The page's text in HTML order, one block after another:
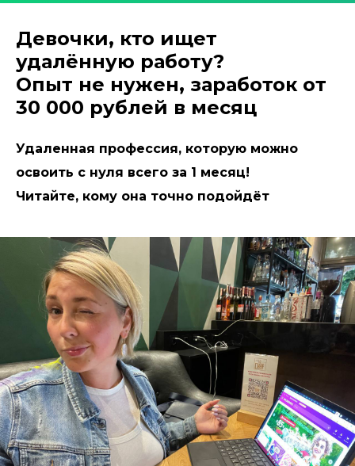
Девочки, кто ищет
удалённую работу?
Опыт не нужен, заработок от
30 000 рублей в месяц
Удаленная профессия, которую можно
освоить с нуля всего за 1 месяц!
Читайте, кому она точно подойдёт